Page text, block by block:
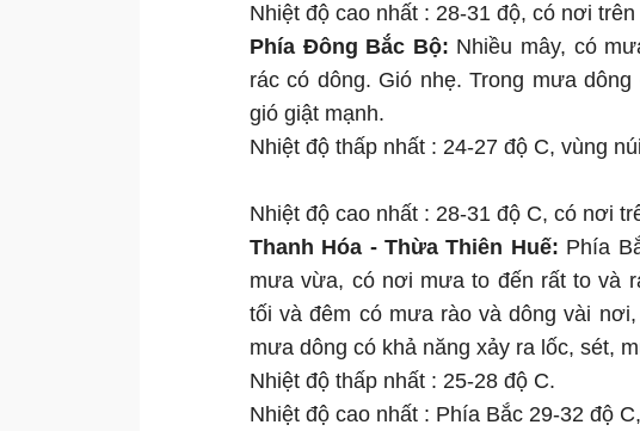
Nhiệt độ cao nhất : 28-31 độ, có nơi trên
Phía Đông Bắc Bộ: Nhiều mây, có
rác có dông. Gió nhẹ. Trong mưa
gió giật mạnh.
Nhiệt độ thấp nhất : 24-27 độ C, vùng
Nhiệt độ cao nhất : 28-31 độ C, có nơi
Thanh Hóa - Thừa Thiên Huế: Phía
mưa vừa, có nơi mưa to đến rất to và
tối và đêm có mưa rào và dông vài
mưa dông có khả năng xảy ra lốc, sét,
Nhiệt độ thấp nhất : 25-28 độ C.
Nhiệt độ cao nhất : Phía Bắc 29-32 độ